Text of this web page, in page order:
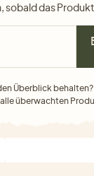
sobald das
Überblick behalten?
überwachten